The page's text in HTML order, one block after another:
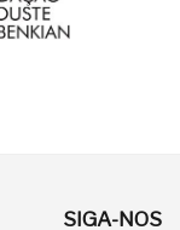
SIGA-NOS